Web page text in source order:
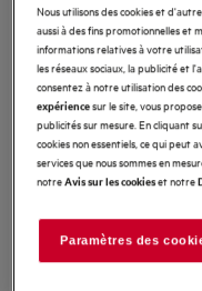
Nous utilisons des cookies et
aussi à des fins promotionnelles et
informations relatives à votre
les réseaux sociaux, la publicité et
consentez à notre utilisation des
expériencesur le site, vous
publicités sur mesure. En cliquant
cookies non essentiels, ce qui peut
services que nous sommes en
notreAvis sur les cookieset notre
Paramètres des